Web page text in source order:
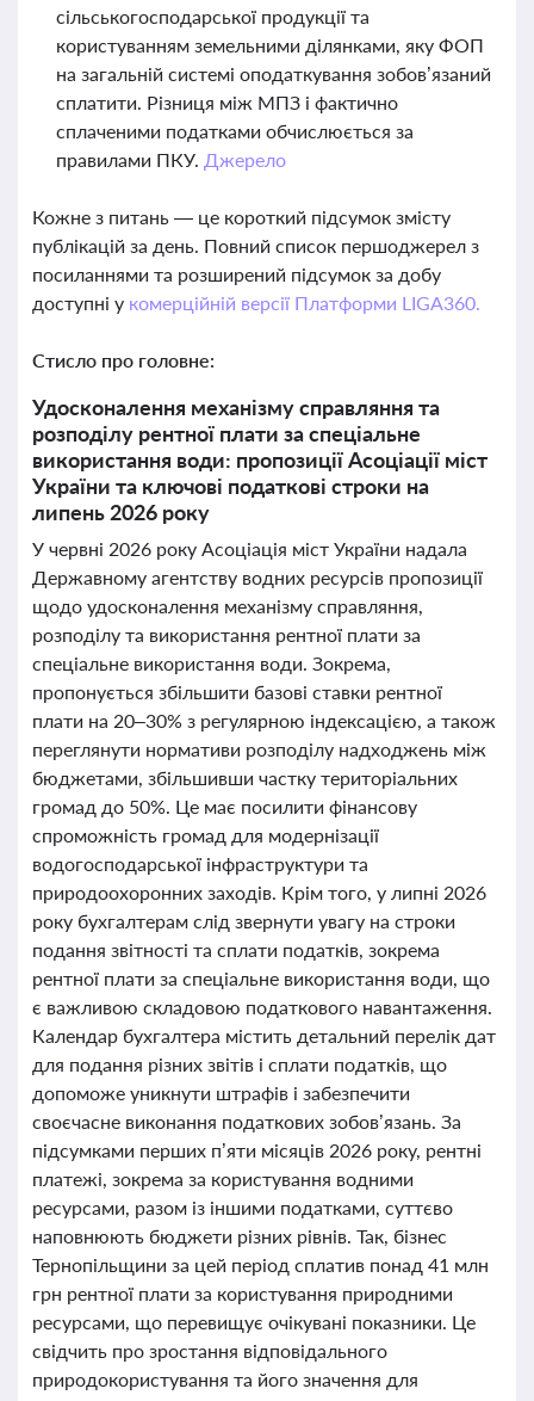
сільськогосподарської продукції та
користуванням земельними ділянками, яку ФОП
на загальній системі оподаткування зобов’язаний
сплатити. Різниця між МПЗ і фактично
сплаченими податками обчислюється за
правилами ПКУ. Джерело
Кожне з питань — це короткий підсумок змісту
публікацій за день. Повний список першоджерел з
посиланнями та розширений підсумок за добу
доступні у комерційній версії Платформи LIGA360.
Стисло про головне:
Удосконалення механізму справляння та
розподілу рентної плати за спеціальне
використання води: пропозиції Асоціації міст
України та ключові податкові строки на
липень 2026 року
У червні 2026 року Асоціація міст України надала
Державному агентству водних ресурсів пропозиції
щодо удосконалення механізму справляння,
розподілу та використання рентної плати за
спеціальне використання води. Зокрема,
пропонується збільшити базові ставки рентної
плати на 20–30% з регулярною індексацією, а також
переглянути нормативи розподілу надходжень між
бюджетами, збільшивши частку територіальних
громад до 50%. Це має посилити фінансову
спроможність громад для модернізації
водогосподарської інфраструктури та
природоохоронних заходів. Крім того, у липні 2026
року бухгалтерам слід звернути увагу на строки
подання звітності та сплати податків, зокрема
рентної плати за спеціальне використання води, що
є важливою складовою податкового навантаження.
Календар бухгалтера містить детальний перелік дат
для подання різних звітів і сплати податків, що
допоможе уникнути штрафів і забезпечити
своєчасне виконання податкових зобов’язань. За
підсумками перших п’яти місяців 2026 року, рентні
платежі, зокрема за користування водними
ресурсами, разом із іншими податками, суттєво
наповнюють бюджети різних рівнів. Так, бізнес
Тернопільщини за цей період сплатив понад 41 млн
грн рентної плати за користування природними
ресурсами, що перевищує очікувані показники. Це
свідчить про зростання відповідального
природокористування та його значення для